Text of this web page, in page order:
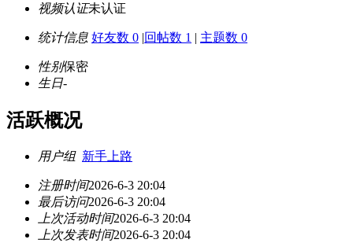
视频认证未认证
统计信息 好友数 0 |回帖数 1 | 主题数 0
性别保密
生日-
活跃概况
用户组 新手上路
注册时间2026-6-3 20:04
最后访问2026-6-3 20:04
上次活动时间2026-6-3 20:04
上次发表时间2026-6-3 20:04